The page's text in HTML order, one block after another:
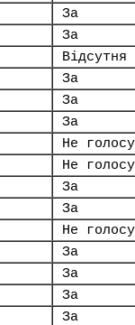
За
За
Відсутня
За
За
За
Не
Не
За
За
Не
За
За
За
За